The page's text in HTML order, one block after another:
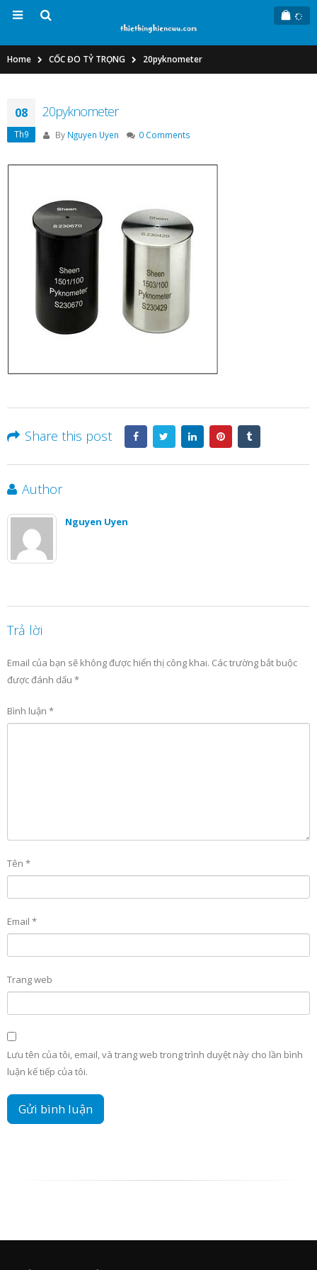
Home CỐC ĐO TỶ TRỌNG 20pyknometer
08
Th9
20pyknometer
By Nguyen Uyen 0 Comments
Share this post
Author
Nguyen Uyen
Trả lời
Email của bạn sẽ không được hiển thị công khai. Các trường bắt buộc
được đánh dấu *
Bình luận *
Tên *
Email *
Trang web
Lưu tên của tôi, email, và trang web trong trình duyệt này cho lần bình
luận kế tiếp của tôi.